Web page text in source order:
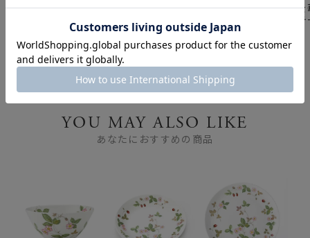
シリーズ別から選ぶ「ウ
ェッジウッド」の美しい
憧れのイギリス ブラン
ド食器 「英国フェア」
～おすすめブランドのご
紹介～
春の食卓
おすすめ
YOU MAY ALSO LIKE
あなたにおすすめの商品